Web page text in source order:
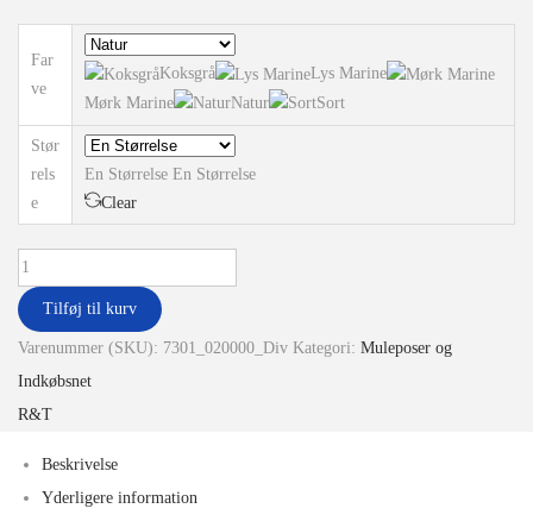
Far
ve
Koksgrå
Lys Marine
Mørk Marine
Natur Sort
Stør
rels
e
En Størrelse En Størrelse
Clear
Tilføj til kurv
Varenummer (SKU): 7301_020000_Div Kategori: Muleposer og
Indkøbsnet
R&T
Beskrivelse
Yderligere information